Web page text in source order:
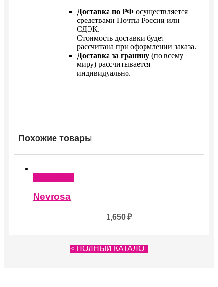
Доставка по РФ осуществляется
средствами Почты России или
СДЭК.
Стоимость доставки будет
рассчитана при оформлении заказа.
Доставка за границу (по всему
миру) рассчитывается
индивидуально.
Похожие товары
Nevrosa
1,650 ₽
< ПОЛНЫЙ КАТАЛОГ